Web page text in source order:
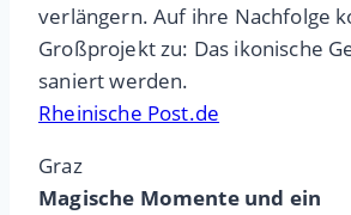
verlängern. Auf ihre Nachfolge
Großprojekt zu: Das ikonische
saniert werden.
Rheinische Post.de
Graz
Magische Momente und ein